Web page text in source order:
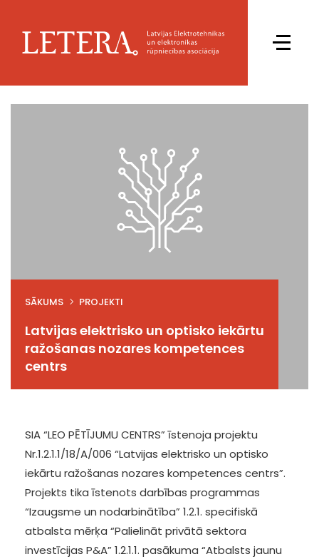
SĀKUMS PROJEKTI
Latvijas elektrisko un optisko iekārtu
ražošanas nozares kompetences
centrs
SIA “LEO PĒTĪJUMU CENTRS” īstenoja projektu
Nr.1.2.1.1/18/A/006 “Latvijas elektrisko un optisko
iekārtu ražošanas nozares kompetences centrs”.
Projekts tika īstenots darbības programmas
“Izaugsme un nodarbinātība” 1.2.1. specifiskā
atbalsta mērķa “Palielināt privātā sektora
investīcijas P&A” 1.2.1.1. pasākuma “Atbalsts jaunu